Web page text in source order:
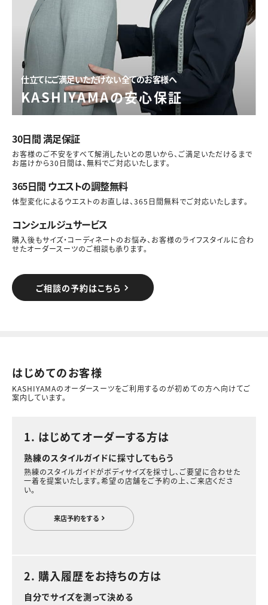
仕立てにご満足いただけない全てのお客様へ
KASHIYAMAの安心保証
30日間 満足保証
お客様のご不安をすべて解消したいとの思いから、ご満足いただけるまで
お届けから30日間は、無料でご対応いたします。
365日間 ウエストの調整無料
体型変化によるウエストのお直しは、365日間無料でご対応いたします。
コンシェルジュサービス
購入後もサイズ・コーディネートのお悩み、お客様のライフスタイルに合わ
せたオーダースーツのご相談も承ります。
ご相談の予約はこちら
はじめてのお客様
KASHIYAMAのオーダースーツをご利用するのが初めての方へ向けてご
案内しています。
1. はじめてオーダーする方は
熟練のスタイルガイドに採寸してもらう
熟練のスタイルガイドがボディサイズを採寸し、ご要望に合わせた
一着を提案いたします。希望の店舗をご予約の上、ご来店くださ
い。
来店予約をする
2. 購入履歴をお持ちの方は
自分でサイズを測って決める